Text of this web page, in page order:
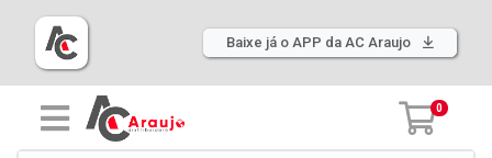
Baixe já o APP da AC Araujo
0